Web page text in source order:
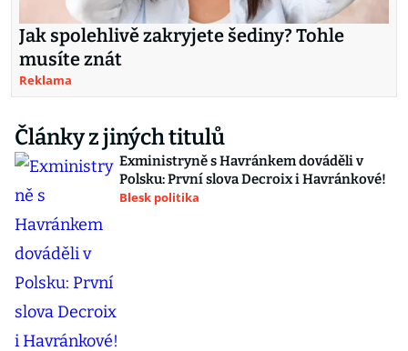
Jak spolehlivě zakryjete šediny? Tohle
musíte znát
Reklama
Články z jiných titulů
Exministryně s Havránkem dováděli v
Polsku: První slova Decroix i Havránkové!
Blesk politika